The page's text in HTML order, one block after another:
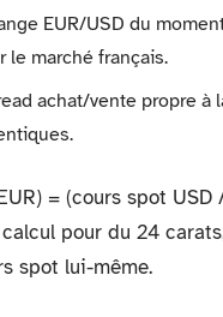
EUR/USD du
le marché français.
achat/vente propre
= (cours spot
pour du 24
spot lui-même.